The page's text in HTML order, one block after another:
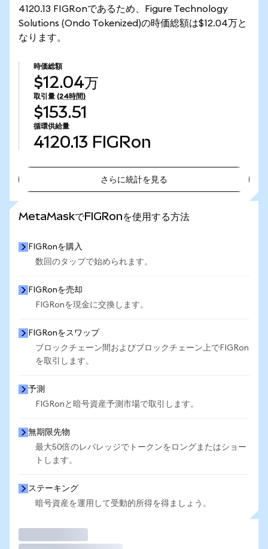
4120.13 FIGRonであるため、Figure Technology
Solutions (Ondo Tokenized)の時価総額は$12.04万と
なります。
時価総額
$12.04万
取引量 (24時間)
$153.51
循環供給量
4120.13 FIGRon
さらに統計を見る
MetaMaskでFIGRonを使用する方法
FIGRonを購入
数回のタップで始められます。
FIGRonを売却
FIGRonを現金に交換します。
FIGRonをスワップ
ブロックチェーン間およびブロックチェーン上でFIGRon
を取引します。
予測
FIGRonと暗号資産予測市場で取引します。
無期限先物
最大50倍のレバレッジでトークンをロングまたはショー
トします。
ステーキング
暗号資産を運用して受動的所得を得ましょう。